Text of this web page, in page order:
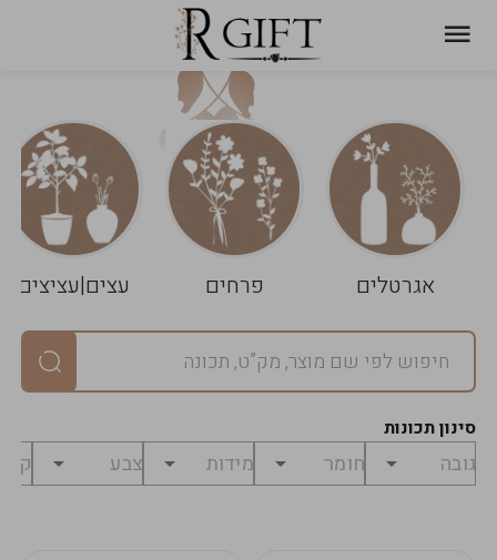
אגרטלים פרחים עצים|עציצים
סינון תכונות
עגלת
שלך
ניקוי
הסל
במארז
מחיר
לפני
₪0